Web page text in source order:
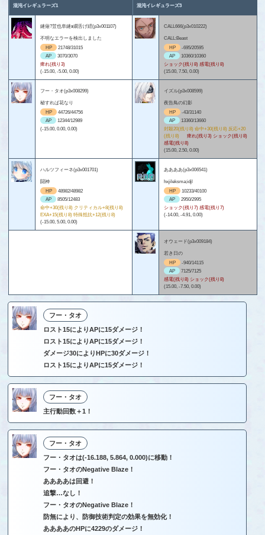
混沌イレギュラーズ1 混沌イレギュラーズ3
縺薙?荳也阜縺ｮ繝舌げ繧(p3x001107)
不明なエラーを検出しました
HP
21748/31015
AP
3070/3070
痺れ(残り3)
(-15.00, -5.00, 0.00)
CALL666(p3x010222)
CALL:Beast
HP
-695/20595
AP
10360/10360
ショック(残り8) 感電(残り8)
(15.00, 7.50, 0.00)
フー・タオ(p3x008299)
秘すれば花なり
HP
44726/44756
AP
12344/12989
(-15.00, 0.00, 0.00)
イズル(p3x008599)
夜告鳥の幻影
HP
-43/31140
AP
13360/13660
封殺20(残り8) 命中+30(残り8) 反応+20
(残り8)
痺れ(残り3) ショック(残り8)
感電(残り8)
(15.00, 2.50, 0.00)
ハルツフィーネ(p3x001701)
闘神
HP
48982/48982
AP
8505/12483
命中+30(残り8) クリティカル+8(残り8)
EXA+15(残り8) 特殊抵抗+12(残り8)
(-15.00, 5.00, 0.00)
ああああ(p3x006541)
hxjileksma;idjl
HP
10233/40100
AP
2950/2995
ショック(残り7) 感電(残り7)
(-14.00, -4.91, 0.00)
オウェード(p3x009184)
若き日の
HP
-940/14115
AP
7125/7125
感電(残り8) ショック(残り8)
(15.00, -7.50, 0.00)
フー・タオ
ロスト15によりAPに15ダメージ！
ロスト15によりAPに15ダメージ！
ダメージ30によりHPに30ダメージ！
ロスト15によりAPに15ダメージ！
フー・タオ
主行動回数＋1！
フー・タオ
フー・タオは(-16.188, 5.864, 0.000)に移動！
フー・タオのNegative Blaze！
ああああは回避！
追撃…なし！
フー・タオのNegative Blaze！
防無により、防御技術判定の効果を無効化！
ああああのHPに4229のダメージ！